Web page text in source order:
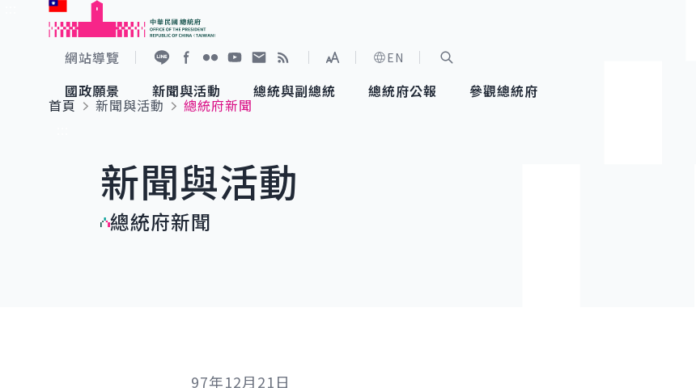
跳到主要內容
網站導覽
展開字級選單
EN
國政願景
國家氣候變遷對策委員會
重要談話
新聞與活動
總統府新聞
影音頻道
總統與副總統
賴清德總統
總統府公報 參觀總統府
參觀資訊
首頁
新聞與活動
總統府新聞
新聞與活動
總統府新聞
97年12月21日